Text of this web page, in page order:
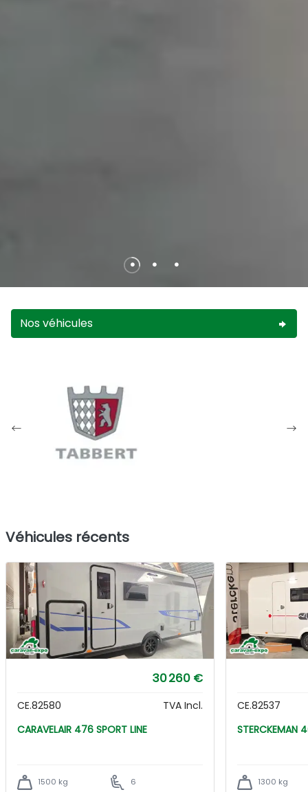
• • •
Nos véhicules
Véhicules récents
30 260 €
CE.82580
TVA Incl.
CARAVELAIR 476 SPORT LINE
1500 kg 6
CE.82537
1300 kg